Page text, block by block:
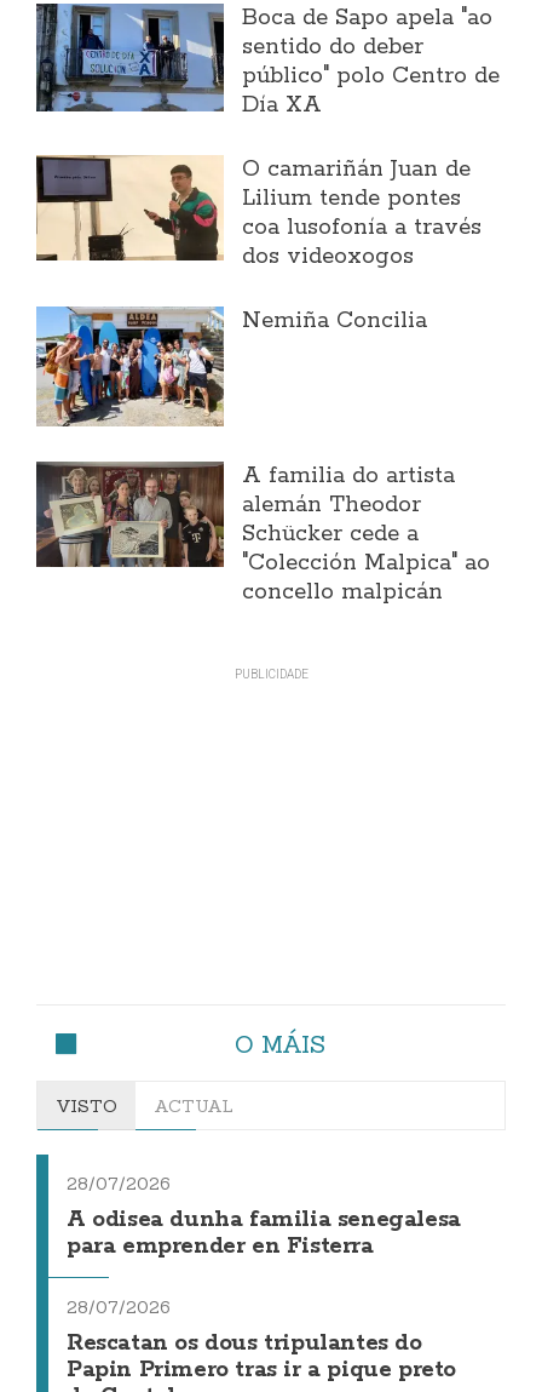
Boca de Sapo apela "ao
sentido do deber
público" polo Centro de
Día XA
O camariñán Juan de
Lilium tende pontes
coa lusofonía a través
dos videoxogos
Nemiña Concilia
A familia do artista
alemán Theodor
Schücker cede a
"Colección Malpica" ao
concello malpicán
O MÁIS
VISTO ACTUAL
28/07/2026
A odisea dunha familia senegalesa
para emprender en Fisterra
28/07/2026
Rescatan os dous tripulantes do
Papin Primero tras ir a pique preto